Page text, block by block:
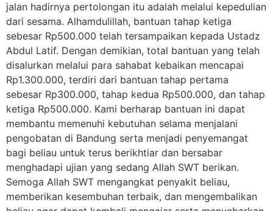
jalan hadirnya pertolongan itu adalah melalui kepedulian
dari sesama. Alhamdulillah, bantuan tahap ketiga
sebesar Rp500.000 telah tersampaikan kepada Ustadz
Abdul Latif. Dengan demikian, total bantuan yang telah
disalurkan melalui para sahabat kebaikan mencapai
Rp1.300.000, terdiri dari bantuan tahap pertama
sebesar Rp300.000, tahap kedua Rp500.000, dan tahap
ketiga Rp500.000. Kami berharap bantuan ini dapat
membantu memenuhi kebutuhan selama menjalani
pengobatan di Bandung serta menjadi penyemangat
bagi beliau untuk terus berikhtiar dan bersabar
menghadapi ujian yang sedang Allah SWT berikan.
Semoga Allah SWT mengangkat penyakit beliau,
memberikan kesembuhan terbaik, dan mengembalikan